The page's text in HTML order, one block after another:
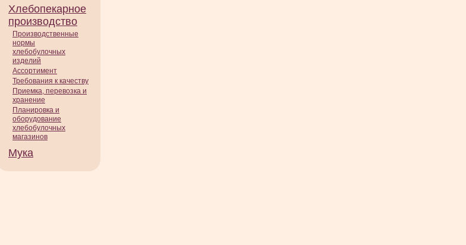
Хлебопекарное
производство
Производственные
нормы
хлебобулочных
изделий
Ассортимент
Требования к качеству
Приемка, перевозка и
хранение
Планировка и
оборудование
хлебобулочных
магазинов
Мука